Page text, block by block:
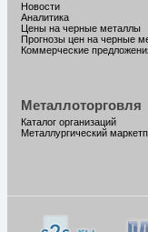
Новости
Аналитика
Цены на черные металлы
Прогнозы цен на черные
Коммерческие
Металлоторговля
Каталог организаций
Металлургический